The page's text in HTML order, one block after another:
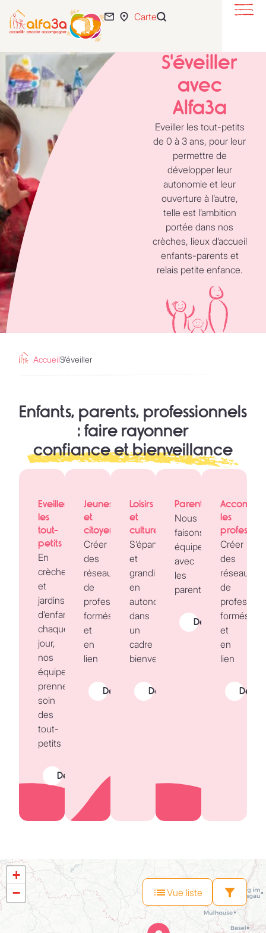
Carte
Se loger
S'éveiller
avec
Alfa3a
Eveiller les tout-petits
de 0 à 3 ans, pour leur
permettre de
développer leur
autonomie et leur
ouverture à l’autre,
telle est l’ambition
portée dans nos
crèches, lieux d’accueil
enfants-parents et
relais petite enfance.
AccueilS’éveiller
Enfants, parents, professionnels
: faire rayonner
confiance et bienveillance
Eveiller
les
tout-
petits
En
crèche
et
jardins
d’enfants,
chaque
jour,
nos
équipes
prennent
soin
des
tout-
petits
Découvrir
Jeunesse
et
citoyenneté
Créer
des
réseaux
de
professionnels
formés
et
en
lien
Découvrir
Loisirs
et
culture
S’épanouir
et
grandir
en
autonomie
dans
un
cadre
bienveillant.
Découvrir
Parentalité
Nous
faisons
équipe
avec
les
parents
Découvrir
les
Créer
des
réseaux
de
formés
et
en
lien
Vue liste
+
−